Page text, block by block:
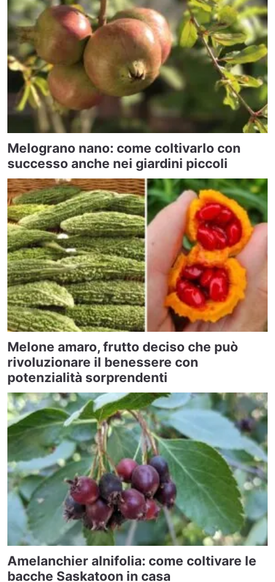
Melograno nano: come coltivarlo con
successo anche nei giardini piccoli
Melone amaro, frutto deciso che può
rivoluzionare il benessere con
potenzialità sorprendenti
Amelanchier alnifolia: come coltivare le
bacche Saskatoon in casa